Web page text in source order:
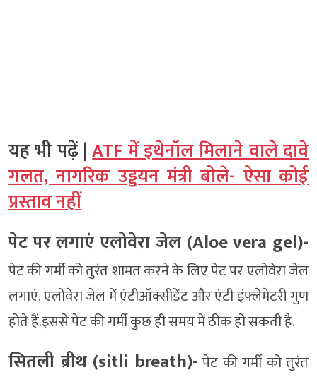
यह भी पढ़ें |ATF में इथेनॉल मिलाने वाले दावे
गलत, नागरिक उड्डयन मंत्री बोले- ऐसा कोई
प्रस्ताव नहीं
पेट पर लगाएं एलोवेरा जेल (Aloe vera gel)-
पेट की गर्मी को तुरंत शामत करने के लिए पेट पर एलोवेरा जेल
लगाएं. एलोवेरा जेल में एंटीऑक्सीडेंट और एंटी इंफ्लेमेटरी गुण
होते हैं.इससे पेट की गर्मी कुछ ही समय में ठीक हो सकती है.
सितली ब्रीथ (sitli breath)- पेट की गर्मी को तुरंत